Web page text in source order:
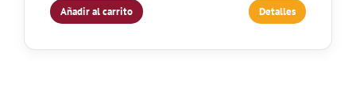
Añadir al carrito Detalles